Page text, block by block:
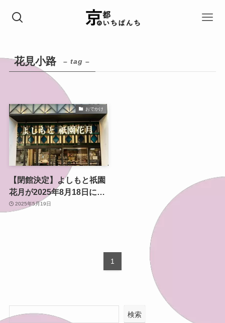
花見小路 – tag –
おでかけ
【閉館決定】よしもと祇園
花月が2025年8月18日に幕
｜京都・祇園に笑いの灯を
2025年5月19日
1
検索